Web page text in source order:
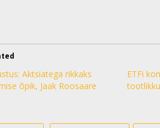
Aktsiatega rikkaks
õpik, Jaak Roosaare
ETFi